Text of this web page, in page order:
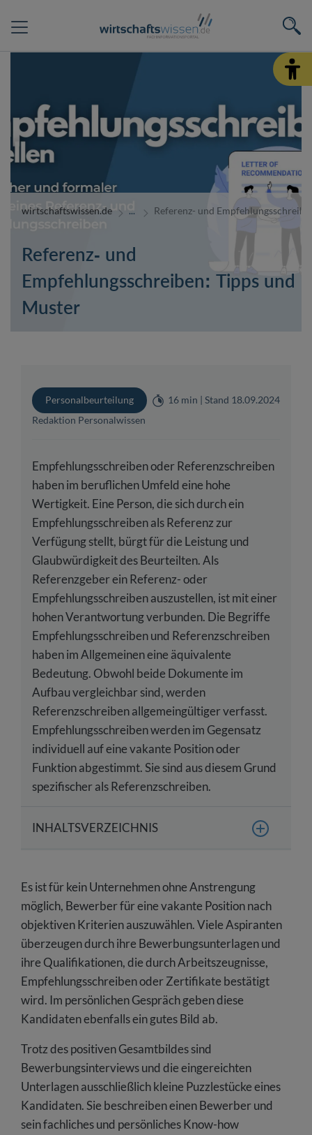
wirtschaftswissen.de Referenz- und
Referenz- und
Empfehlungsschreiben: Tipps und
Muster
Personalbeurteilung
16 min | Stand 18.09.2024
Redaktion Personalwissen
Empfehlungsschreiben oder Referenzschreiben
haben im beruflichen Umfeld eine hohe
Wertigkeit. Eine Person, die sich durch ein
Empfehlungsschreiben als Referenz zur
Verfügung stellt, bürgt für die Leistung und
Glaubwürdigkeit des Beurteilten. Als
Referenzgeber ein Referenz- oder
Empfehlungsschreiben auszustellen, ist mit einer
hohen Verantwortung verbunden. Die Begriffe
Empfehlungsschreiben und Referenzschreiben
haben im Allgemeinen eine äquivalente
Bedeutung. Obwohl beide Dokumente im
Aufbau vergleichbar sind, werden
Referenzschreiben allgemeingültiger verfasst.
Empfehlungsschreiben werden im Gegensatz
individuell auf eine vakante Position oder
Funktion abgestimmt. Sie sind aus diesem Grund
spezifischer als Referenzschreiben.
INHALTSVERZEICHNIS
Empfehlungsschreiben?
Empfehlungsschreiben und Referenzschreiben?
Wie wird ein Empfehlungsschreiben inhaltlich
Empfehlungsschreiben: Muster für Arbeitgeber
An wen sollten sich Angestellte wenden, wenn
Worauf sollten Verfasser von
Empfehlungsschreiben achten?
Wie fordert man ein Referenz- oder
Empfehlungsschreiben richtig an?
Es ist für kein Unternehmen ohne Anstrengung
möglich, Bewerber für eine vakante Position nach
objektiven Kriterien auszuwählen. Viele Aspiranten
überzeugen durch ihre Bewerbungsunterlagen und
ihre Qualifikationen, die durch Arbeitszeugnisse,
Empfehlungsschreiben oder Zertifikate bestätigt
wird. Im persönlichen Gespräch geben diese
Kandidaten ebenfalls ein gutes Bild ab.
Trotz des positiven Gesamtbildes sind
Bewerbungsinterviews und die eingereichten
Unterlagen ausschließlich kleine Puzzlestücke eines
Kandidaten. Sie beschreiben einen Bewerber und
sein fachliches und persönliches Know-how